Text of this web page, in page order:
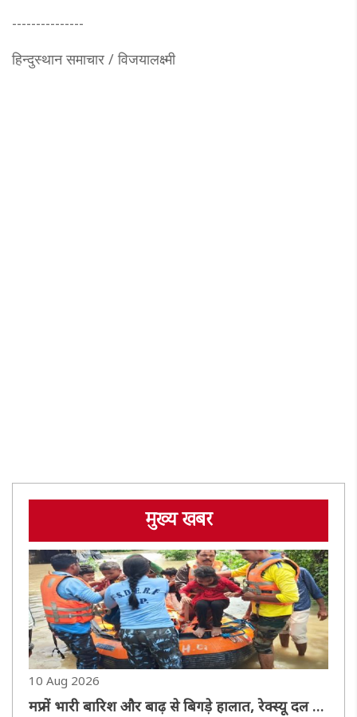
---------------
हिन्दुस्थान समाचार / विजयालक्ष्मी
मुख्य खबर
10 Aug 2026
मप्र में भारी बारिश और बाढ़ से बिगड़े हालात, रेक्स्यू दल ने